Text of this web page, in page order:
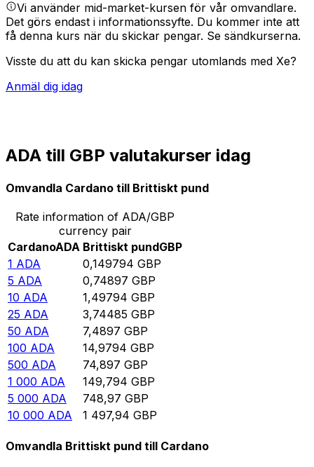
Vi använder mid-market-kursen för vår omvandlare.
Det görs endast i informationssyfte. Du kommer inte att
få denna kurs när du skickar pengar. Se sändkurserna.
Visste du att du kan skicka pengar utomlands med Xe?
Anmäl dig idag
ADA till GBP valutakurser idag
Omvandla Cardano till Brittiskt pund
Rate information of ADA/GBP
currency pair
CardanoADA Brittiskt pundGBP
1 ADA 0,149794 GBP
5 ADA 0,74897 GBP
10 ADA 1,49794 GBP
25 ADA 3,74485 GBP
50 ADA 7,4897 GBP
100 ADA 14,9794 GBP
500 ADA 74,897 GBP
1 000 ADA 149,794 GBP
5 000 ADA 748,97 GBP
10 000 ADA 1 497,94 GBP
Omvandla Brittiskt pund till Cardano